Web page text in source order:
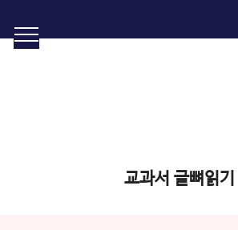
교과서 글뼈읽기